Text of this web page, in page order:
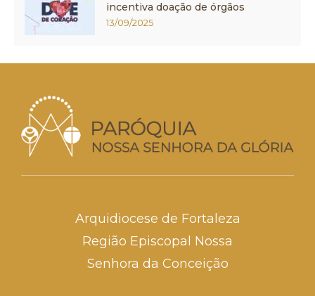
incentiva doação de órgãos
13/09/2025
Arquidiocese de Fortaleza
Região Episcopal Nossa
Senhora da Conceição